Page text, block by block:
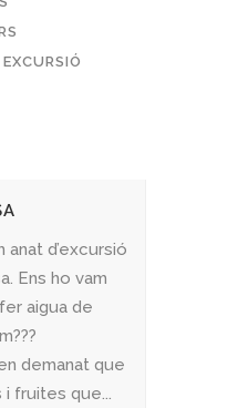
EXCURSIÓ
d’excursió
Ens ho vam
aigua de
demanat que
fruites que...